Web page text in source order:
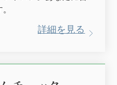
詳細を見る